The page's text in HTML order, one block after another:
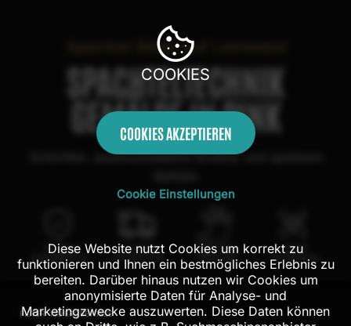
Spachtel Bilder auf Leinwand
SPACHTELTECHNIK
GEMÄLDE IN PINK
Schichten, ausdrucksstarke Struktur und spürbare
100 Tage
Rückgaberecht
Kostenloser
Versand in DE
100% echte
Handarbeit
Mit AR
Probehängen
FILTER:130 ERGEBNISSE
COOKIES
COOKIES AKZEPTIEREN
Cookie Einstellungen
Diese Website nutzt Cookies um korrekt zu
funktionieren und Ihnen ein bestmögliches Erlebnis zu
bereiten. Darüber hinaus nutzen wir Cookies um
anonymisierte Daten für Analyse- und
Marketingzwecke auszuwerten. Diese Daten können